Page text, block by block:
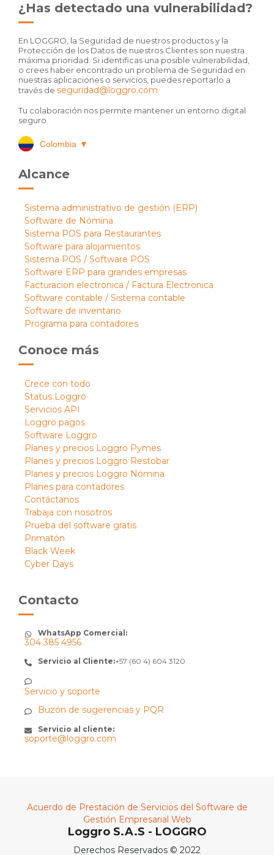
¿Has detectado una vulnerabilidad?
En LOGGRO, la Seguridad de nuestros productos y la
Protección de los Datos de nuestros Clientes son nuestra
máxima prioridad. Si identificas una posible vulnerabilidad,
o crees haber encontrado un problema de Seguridad en
nuestras aplicaciones o servicios, puedes reportarlo a
través de seguridad@loggro.com
Tu colaboración nos permite mantener un entorno digital
seguro.
Colombia ▼
Alcance
Sistema administrativo de gestión (ERP)
Software de Nómina
Sistema POS para Restaurantes
Software para alojamientos
Sistema POS / Software POS
Software ERP para grandes empresas
Facturacion electronica / Factura Electronica
Software contable / Sistema contable
Software de inventario
Programa para contadores
Conoce más
Crece con todo
Status Loggro
Servicios API
Loggro pagos
Software Loggro
Planes y precios Loggro Pymes
Planes y precios Loggro Restobar
Planes y precios Loggro Nómina
Planes para contadores
Contáctanos
Trabaja con nosotros
Prueba del software gratis
Primatón
Black Week
Cyber Days
Contacto
WhatsApp Comercial:
304 385 4956
Servicio al Cliente:+57 (60 4) 604 3120
Servicio y soporte
Buzón de sugerencias y PQR
Servicio al cliente:
soporte@loggro.com
Acuerdo de Prestación de Servicios del Software de
Gestión Empresarial Web
Loggro S.A.S - LOGGRO
Derechos Reservados © 2022